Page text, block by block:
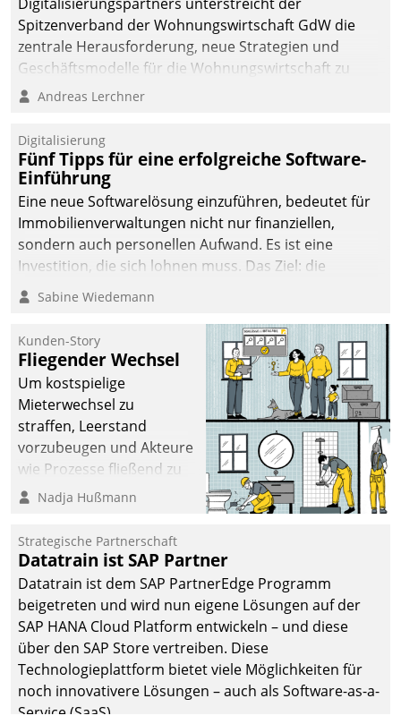
Spitzenverband der Wohnungswirtschaft GdW die
zentrale Herausforderung, neue Strategien und
Geschäftsmodelle für die Wohnungswirtschaft zu
entwickeln.
Andreas Lerchner
Digitalisierung
Fünf Tipps für eine erfolgreiche Software-
Einführung
Eine neue Softwarelösung einzuführen, bedeutet für
Immobilienverwaltungen nicht nur finanziellen,
sondern auch personellen Aufwand. Es ist eine
Investition, die sich lohnen muss. Das Ziel: die
nachhaltige Optimierung der Geschäftsabläufe. Damit
dieses Ziel erreicht wird, sollten einige Grundregeln
Sabine Wiedemann
Kunden-Story
Fliegender Wechsel
Um kostspielige
Mieterwechsel zu
straffen, Leerstand
vorzubeugen und Akteure
wie Prozesse fließend zu
vernetzen, nutzt die
Jahresbeginn eine
Überblick, Einsicht und
Eingriff bietende Lösung.
Zur Entwicklung setzte
man auf
Cloudtechnologie,
bewährte und Startup-
Partner sowie erstmals
agile Projektmethoden.
Nadja Hußmann
Strategische Partnerschaft
Datatrain ist SAP Partner
Datatrain ist dem SAP PartnerEdge Programm
beigetreten und wird nun eigene Lösungen auf der
SAP HANA Cloud Platform entwickeln – und diese
über den SAP Store vertreiben. Diese
Technologieplattform bietet viele Möglichkeiten für
noch innovativere Lösungen – auch als Software-as-a-
Service (SaaS).